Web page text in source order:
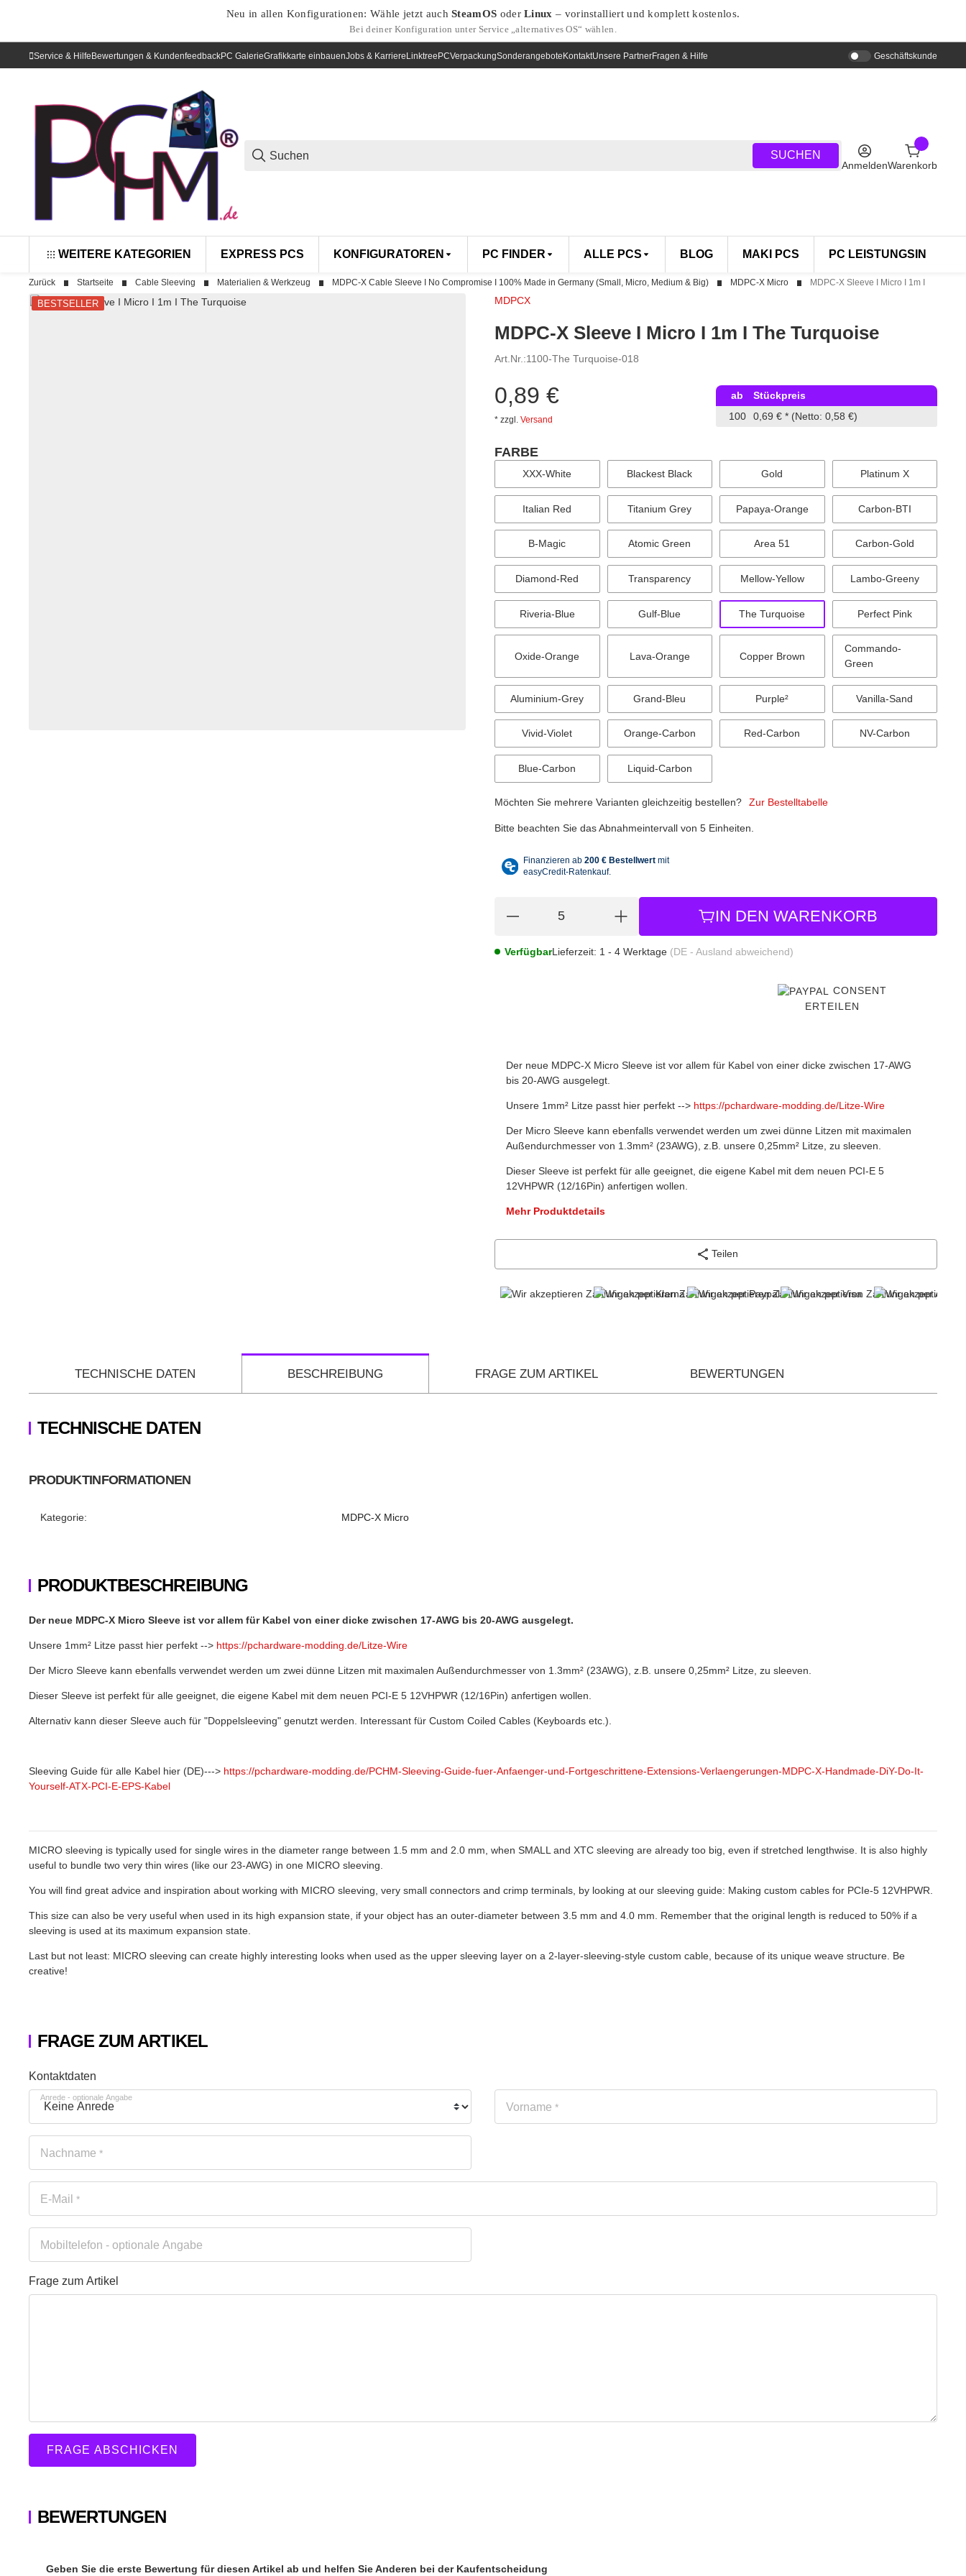
Neu in allen Konfigurationen: Wähle jetzt auchSteamOS oderLinux – vorinstalliert und komplett kostenlos.
Bei deiner Konfiguration unter Service „alternatives OS“ wählen.
Service & HilfeBewertungen & KundenfeedbackPC GalerieGrafikkarte einbauenJobs & KarriereLinktreePCVerpackungSonderangeboteKontaktUnsere PartnerFragen & Hilfe Geschäftskunde
SUCHEN
AnmeldenWarenkorb
WEITERE KATEGORIEN EXPRESS PCS KONFIGURATOREN PC FINDER ALLE PCS BLOG MAKI PCS PC LEISTUNGSINDEX
Zurück Startseite Cable Sleeving Materialien & Werkzeug MDPC-X Cable Sleeve I No Compromise I 100% Made in Germany (Small, Micro, Medium & Big) MDPC-X Micro MDPC-X Sleeve I Micro I 1m I
BESTSELLER MDPCX
MDPC-X Sleeve I Micro I 1m I The Turquoise
Art.Nr.:1100-The Turquoise-018
0,89 €
* zzgl. Versand
ab
Stückpreis
100
0,69 € * (Netto: 0,58 €)
FARBE
XXX-White Blackest Black Gold Platinum X
Italian Red Titanium Grey Papaya-Orange Carbon-BTI
B-Magic Atomic Green Area 51 Carbon-Gold
Diamond-Red Transparency Mellow-Yellow Lambo-Greeny
Riveria-Blue Gulf-Blue The Turquoise Perfect Pink
Oxide-Orange Lava-Orange Copper Brown
Commando-
Green
Aluminium-Grey Grand-Bleu Purple² Vanilla-Sand
Vivid-Violet Orange-Carbon Red-Carbon NV-Carbon
Blue-Carbon Liquid-Carbon
Möchten Sie mehrere Varianten gleichzeitig bestellen? Zur Bestelltabelle
Bitte beachten Sie das Abnahmeintervall von 5 Einheiten.
IN DEN WARENKORB
VerfügbarLieferzeit: 1 - 4 Werktage (DE - Ausland abweichend)
CONSENT
ERTEILEN
Der neue MDPC-X Micro Sleeve ist vor allem für Kabel von einer dicke zwischen 17-AWG
bis 20-AWG ausgelegt.
Unsere 1mm² Litze passt hier perfekt --> https://pchardware-modding.de/Litze-Wire
Der Micro Sleeve kann ebenfalls verwendet werden um zwei dünne Litzen mit maximalen
Außendurchmesser von 1.3mm² (23AWG), z.B. unsere 0,25mm² Litze, zu sleeven.
Dieser Sleeve ist perfekt für alle geeignet, die eigene Kabel mit dem neuen PCI-E 5
12VHPWR (12/16Pin) anfertigen wollen.
Mehr Produktdetails
Teilen
TECHNISCHE DATEN BESCHREIBUNG FRAGE ZUM ARTIKEL BEWERTUNGEN
TECHNISCHE DATEN
PRODUKTINFORMATIONEN
Produkteigenschaft
Wert
Kategorie: MDPC-X Micro
PRODUKTBESCHREIBUNG
Der neue MDPC-X Micro Sleeve ist vor allem für Kabel von einer dicke zwischen 17-AWG bis 20-AWG ausgelegt.
Unsere 1mm² Litze passt hier perfekt --> https://pchardware-modding.de/Litze-Wire
Der Micro Sleeve kann ebenfalls verwendet werden um zwei dünne Litzen mit maximalen Außendurchmesser von 1.3mm² (23AWG), z.B. unsere 0,25mm² Litze, zu sleeven.
Dieser Sleeve ist perfekt für alle geeignet, die eigene Kabel mit dem neuen PCI-E 5 12VHPWR (12/16Pin) anfertigen wollen.
Alternativ kann dieser Sleeve auch für "Doppelsleeving" genutzt werden. Interessant für Custom Coiled Cables (Keyboards etc.).
Sleeving Guide für alle Kabel hier (DE)---> https://pchardware-modding.de/PCHM-Sleeving-Guide-fuer-Anfaenger-und-Fortgeschrittene-Extensions-Verlaengerungen-MDPC-X-Handmade-DiY-Do-It-
Yourself-ATX-PCI-E-EPS-Kabel
MICRO sleeving is typically used for single wires in the diameter range between 1.5 mm and 2.0 mm, when SMALL and XTC sleeving are already too big, even if stretched lengthwise. It is also highly
useful to bundle two very thin wires (like our 23-AWG) in one MICRO sleeving.
You will find great advice and inspiration about working with MICRO sleeving, very small connectors and crimp terminals, by looking at our sleeving guide: Making custom cables for PCIe-5 12VHPWR.
This size can also be very useful when used in its high expansion state, if your object has an outer-diameter between 3.5 mm and 4.0 mm. Remember that the original length is reduced to 50% if a
sleeving is used at its maximum expansion state.
Last but not least: MICRO sleeving can create highly interesting looks when used as the upper sleeving layer on a 2-layer-sleeving-style custom cable, because of its unique weave structure. Be
creative!
FRAGE ZUM ARTIKEL
Honeypot
Kontaktdaten
Anrede - optionale Angabe
Vorname *
Nachname *
E-Mail *
Mobiltelefon - optionale Angabe
Frage zum Artikel
FRAGE ABSCHICKEN
BEWERTUNGEN
Geben Sie die erste Bewertung für diesen Artikel ab und helfen Sie Anderen bei der Kaufentscheidung